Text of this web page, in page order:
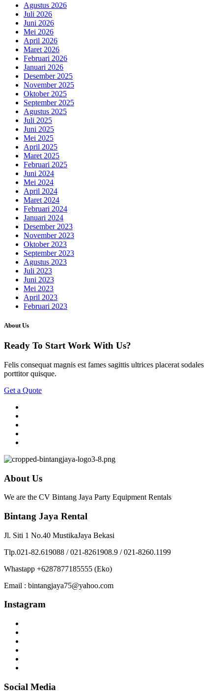
Agustus 2026
Juli 2026
Juni 2026
Mei 2026
April 2026
Maret 2026
Februari 2026
Januari 2026
Desember 2025
November 2025
Oktober 2025
September 2025
Agustus 2025
Juli 2025
Juni 2025
Mei 2025
April 2025
Maret 2025
Februari 2025
Juni 2024
Mei 2024
April 2024
Maret 2024
Februari 2024
Januari 2024
Desember 2023
November 2023
Oktober 2023
September 2023
Agustus 2023
Juli 2023
Juni 2023
Mei 2023
April 2023
Februari 2023
About Us
Ready To Start Work With Us?
Felis consequat magnis est fames sagittis ultrices placerat sodales
porttitor quisque.
Get a Quote
About Us
We are the CV Bintang Jaya Party Equipment Rentals
Bintang Jaya Rental
Jl. Siti 1 No.40 MustikaJaya Bekasi
Tlp.021-82.619088 / 021-8261908.9 / 021-8260.1199
Whastapp +6287877185555 (Eko)
Email : bintangjaya75@yahoo.com
Instagram
Social Media